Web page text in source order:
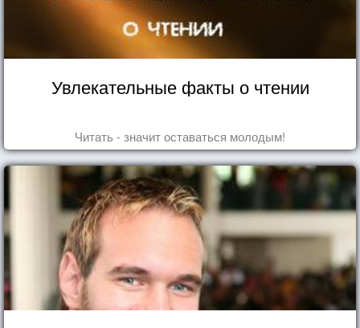
Увлекательные факты о чтении
Читать - значит оставаться молодым!